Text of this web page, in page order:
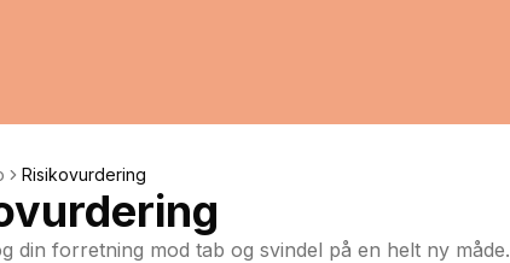
Risikovurdering
din forretning mod tab og svindel på en helt ny måde.